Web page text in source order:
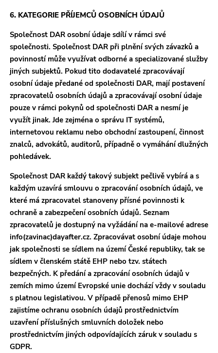
6. KATEGORIE PŘÍJEMCŮ OSOBNÍCH ÚDAJŮ
Společnost DAR osobní údaje sdílí v rámci své
společnosti. Společnost DAR při plnění svých závazků a
povinností může využívat odborné a specializované služby
jiných subjektů. Pokud tito dodavatelé zpracovávají
osobní údaje předané od společnosti DAR, mají postavení
zpracovatelů osobních údajů a zpracovávají osobní údaje
pouze v rámci pokynů od společnosti DAR a nesmí je
využít jinak. Jde zejména o správu IT systémů,
internetovou reklamu nebo obchodní zastoupení, činnost
znalců, advokátů, auditorů, případně o vymáhání dlužných
pohledávek.
Společnost DAR každý takový subjekt pečlivě vybírá a s
každým uzavírá smlouvu o zpracování osobních údajů, ve
které má zpracovatel stanoveny přísné povinnosti k
ochraně a zabezpečení osobních údajů. Seznam
zpracovatelů je dostupný na vyžádání na e-mailové adrese
info(zavinac)dayafter.cz. Zpracovávat osobní údaje mohou
jak společnosti se sídlem na území České republiky, tak se
sídlem v členském státě EHP nebo tzv. státech
bezpečných. K předání a zpracování osobních údajů v
zemích mimo území Evropské unie dochází vždy v souladu
s platnou legislativou. V případě přenosů mimo EHP
zajistíme ochranu osobních údajů prostřednictvím
uzavření příslušných smluvních doložek nebo
prostřednictvím jiných odpovídajících záruk v souladu s
GDPR.